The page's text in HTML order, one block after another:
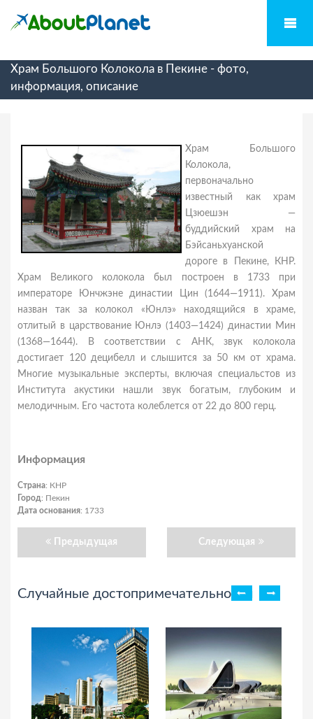
Храм Большого Колокола в Пекине - фото,
информация, описание
Храм Большого
Колокола,
первоначально
известный как храм
Цзюешэн —
буддийский храм на
Бэйсаньхуанской
дороге в Пекине, КНР.
Храм Великого колокола был построен в 1733 при
императоре Юнчжэне династии Цин (1644—1911). Храм
назван так за колокол «Юнлэ» находящийся в храме,
отлитый в царствование Юнлэ (1403—1424) династии Мин
(1368—1644). В соответствии с АНК, звук колокола
достигает 120 децибелл и слышится за 50 км от храма.
Многие музыкальные эксперты, включая специальстов из
Института акустики нашли звук богатым, глубоким и
мелодичным. Его частота колеблется от 22 до 800 герц.
Информация
Страна: КНР
Город: Пекин
Дата основания: 1733
Предыдущая Следующая
Случайные достопримечательности